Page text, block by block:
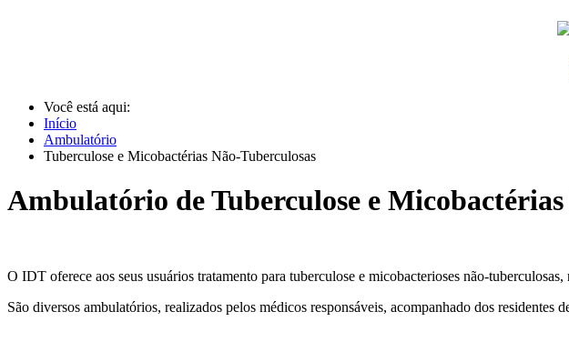
Você está aqui:
Início
Ambulatório
Tuberculose e Micobactérias Não-Tuberculosas
Ambulatório de Tuberculose e
O IDT oferece aos seus usuários tratamento para tuberculose e micobacterioses não-
São diversos ambulatórios, realizados pelos médicos responsáveis, acompanhado dos